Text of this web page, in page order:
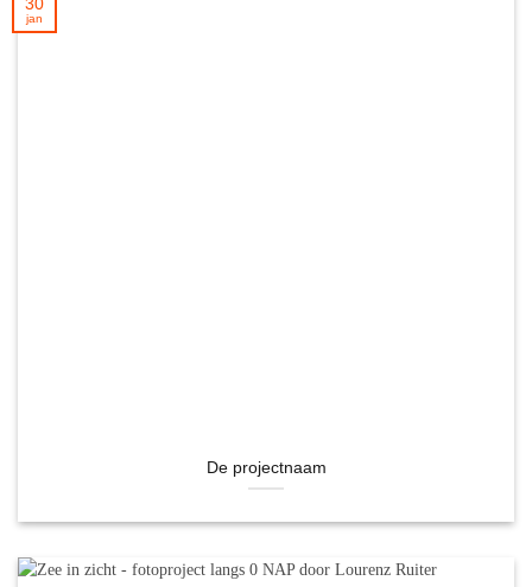
De projectnaam
30
jan